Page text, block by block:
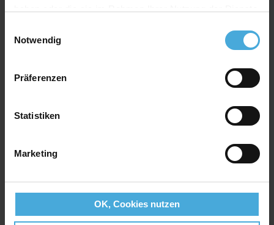
Notwendig
Präferenzen
Statistiken
Marketing
OK, Cookies nutzen